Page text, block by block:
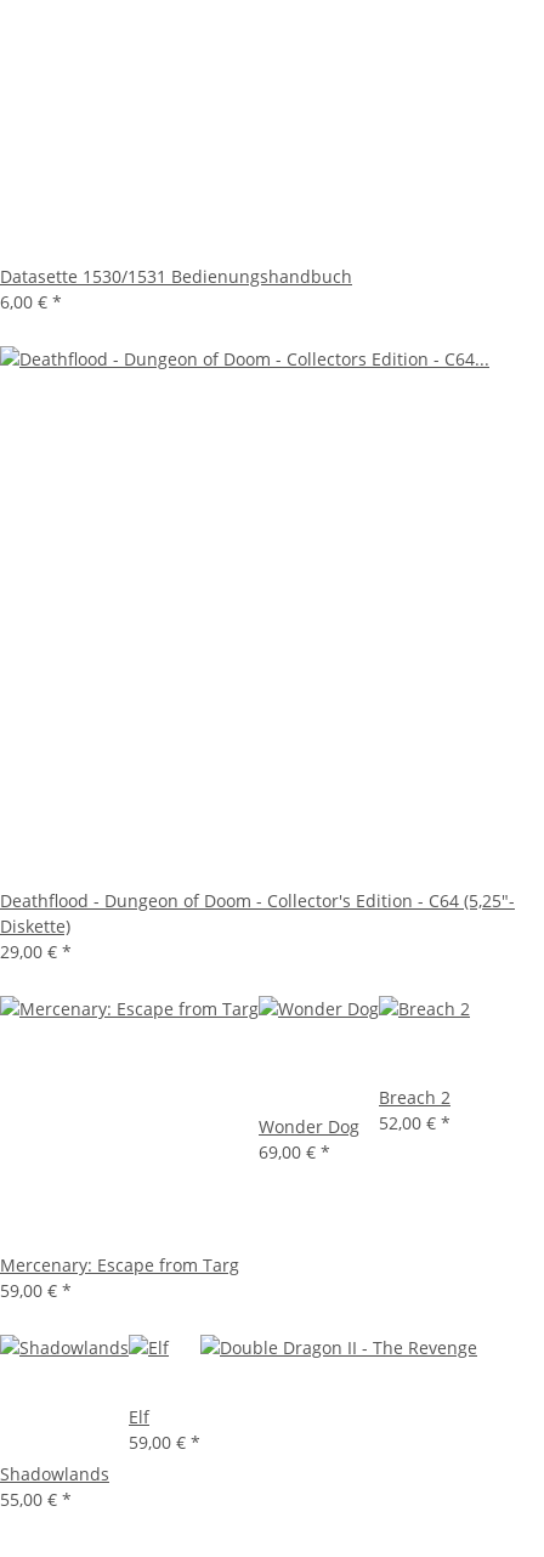
Datasette 1530/1531 Bedienungshandbuch
6,00 € *
Deathflood - Dungeon of Doom - Collector's Edition - C64 (5,25"-
Diskette)
29,00 € *
Mercenary: Escape from Targ
59,00 € *
Wonder Dog
69,00 € *
Breach 2
52,00 € *
Shadowlands
55,00 € *
Elf
59,00 € *